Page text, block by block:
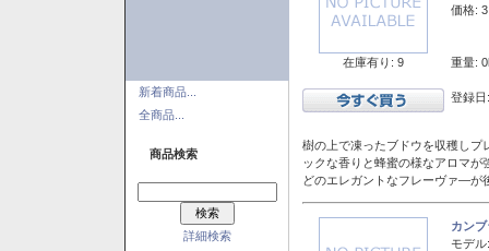
新着商品...
全商品...
商品検索
詳細検索
在庫有り: 9
価格:
重量:
登録
樹の上で凍ったブドウを収穫しプ
ックな香りと蜂蜜の様なアロマ
どのエレガントなフレーヴァ―が
カン
モデル: